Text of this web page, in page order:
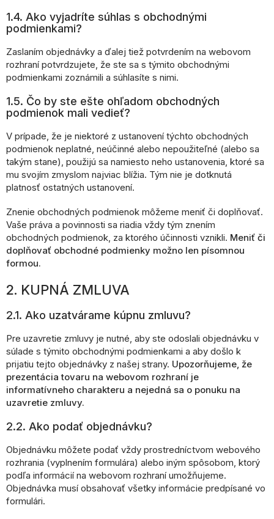
1.4. Ako vyjadríte súhlas s obchodnými
podmienkami?
Zaslaním objednávky a ďalej tiež potvrdením na webovom
rozhraní potvrdzujete, že ste sa s týmito obchodnými
podmienkami zoznámili a súhlasíte s nimi.
1.5. Čo by ste ešte ohľadom obchodných
podmienok mali vedieť?
V prípade, že je niektoré z ustanovení týchto obchodných
podmienok neplatné, neúčinné alebo nepoužiteľné (alebo sa
takým stane), použijú sa namiesto neho ustanovenia, ktoré sa
mu svojím zmyslom najviac blížia. Tým nie je dotknutá
platnosť ostatných ustanovení.
Znenie obchodných podmienok môžeme meniť či doplňovať.
Vaše práva a povinnosti sa riadia vždy tým znením
obchodných podmienok, za ktorého účinnosti vznikli. Meniť či
doplňovať obchodné podmienky možno len písomnou
formou.
2. KUPNÁ ZMLUVA
2.1. Ako uzatvárame kúpnu zmluvu?
Pre uzavretie zmluvy je nutné, aby ste odoslali objednávku v
súlade s týmito obchodnými podmienkami a aby došlo k
prijatiu tejto objednávky z našej strany. Upozorňujeme, že
prezentácia tovaru na webovom rozhraní je
informatívneho charakteru a nejedná sa o ponuku na
uzavretie zmluvy.
2.2. Ako podať objednávku?
Objednávku môžete podať vždy prostredníctvom webového
rozhrania (vyplnením formulára) alebo iným spôsobom, ktorý
podľa informácií na webovom rozhraní umožňujeme.
Objednávka musí obsahovať všetky informácie predpísané vo
formulári.